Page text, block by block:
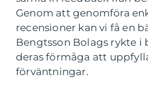
Genom att genomföra
recensioner kan vi få en
Bengtsson Bolags rykte i
deras förmåga att
förväntningar.